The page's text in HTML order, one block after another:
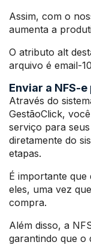
Assim, com o
aumenta a
O atributo alt
arquivo é email-
Enviar a NFS-
Através do
GestãoClick,
serviço para
diretamente do
etapas.
É importante que
eles, uma vez
compra.
Além disso, a
garantindo que o